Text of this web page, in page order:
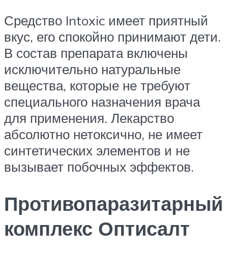
Средство Intoxic имеет приятный
вкус, его спокойно принимают дети.
В состав препарата включены
исключительно натуральные
вещества, которые не требуют
специального назначения врача
для применения. Лекарство
абсолютно нетоксично, не имеет
синтетических элементов и не
вызывает побочных эффектов.
Противопаразитарный
комплекс Оптисалт